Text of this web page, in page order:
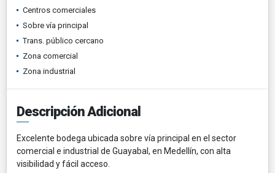
Centros comerciales
Sobre vía principal
Trans. público cercano
Zona comercial
Zona industrial
Descripción Adicional
Excelente bodega ubicada sobre vía principal en el sector
comercial e industrial de Guayabal, en Medellín, con alta
visibilidad y fácil acceso.